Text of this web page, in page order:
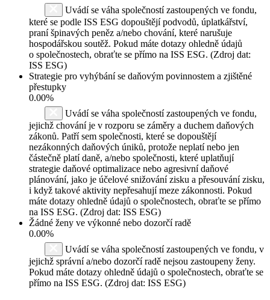
Uvádí se váha společností zastoupených ve fondu,
které se podle ISS ESG dopouštějí podvodů, úplatkářství,
praní špinavých peněz a/nebo chování, které narušuje
hospodářskou soutěž. Pokud máte dotazy ohledně údajů
o společnostech, obraťte se přímo na ISS ESG. (Zdroj dat:
ISS ESG)
Strategie pro vyhýbání se daňovým povinnostem a zjištěné
přestupky
0.00%
Uvádí se váha společností zastoupených ve fondu,
jejichž chování je v rozporu se záměry a duchem daňových
zákonů. Patří sem společnosti, které se dopouštějí
nezákonných daňových úniků, protože neplatí nebo jen
částečně platí daně, a/nebo společnosti, které uplatňují
strategie daňové optimalizace nebo agresivní daňové
plánování, jako je účelové snižování zisku a přesouvání zisku,
i když takové aktivity nepřesahují meze zákonnosti. Pokud
máte dotazy ohledně údajů o společnostech, obraťte se přímo
na ISS ESG. (Zdroj dat: ISS ESG)
Žádné ženy ve výkonné nebo dozorčí radě
0.00%
Uvádí se váha společností zastoupených ve fondu, v
jejichž správní a/nebo dozorčí radě nejsou zastoupeny ženy.
Pokud máte dotazy ohledně údajů o společnostech, obraťte se
přímo na ISS ESG. (Zdroj dat: ISS ESG)